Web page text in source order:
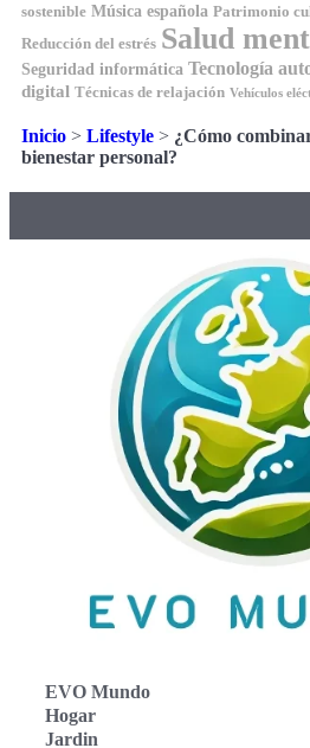
sostenible Música española Patrimonio
Reducción del estrés Salud
Seguridad informática Tecnología
digital Técnicas de relajación Vehículos
Inicio > Lifestyle > ¿Cómo
bienestar personal?
EVO Mundo
Hogar
Jardin